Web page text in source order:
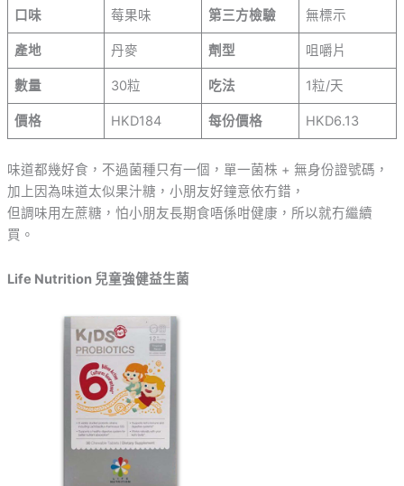
口味 莓果味 第三方檢驗 無標示
產地 丹麥 劑型 咀嚼片
數量 30粒 吃法 1粒/天
價格 HKD184 每份價格 HKD6.13
味道都幾好食，不過菌種只有一個，單一菌株 + 無身份證號碼，
加上因為味道太似果汁糖，小朋友好鐘意依冇錯，
但調味用左蔗糖，怕小朋友長期食唔係咁健康，所以就冇繼續
買。
Life Nutrition 兒童強健益生菌